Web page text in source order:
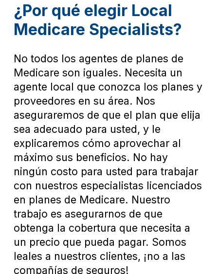
¿Por qué elegir Local
Medicare Specialists?
No todos los agentes de planes de
Medicare son iguales. Necesita un
agente local que conozca los planes y
proveedores en su área. Nos
aseguraremos de que el plan que elija
sea adecuado para usted, y le
explicaremos cómo aprovechar al
máximo sus beneficios. No hay
ningún costo para usted para trabajar
con nuestros especialistas licenciados
en planes de Medicare. Nuestro
trabajo es asegurarnos de que
obtenga la cobertura que necesita a
un precio que pueda pagar. Somos
leales a nuestros clientes, ¡no a las
compañías de seguros!